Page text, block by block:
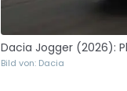
Dacia Jogger (2026):
Bild von: Dacia